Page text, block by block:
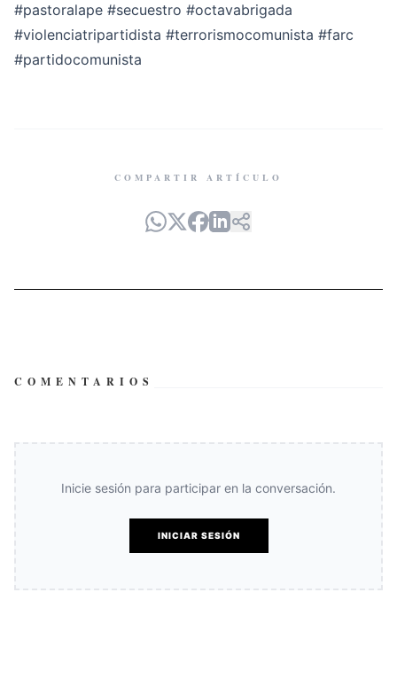
#pastoralape #secuestro #octavabrigada
#violenciatripartidista #terrorismocomunista #farc
#partidocomunista
COMPARTIR ARTÍCULO
COMENTARIOS
Inicie sesión para participar en la conversación.
INICIAR SESIÓN